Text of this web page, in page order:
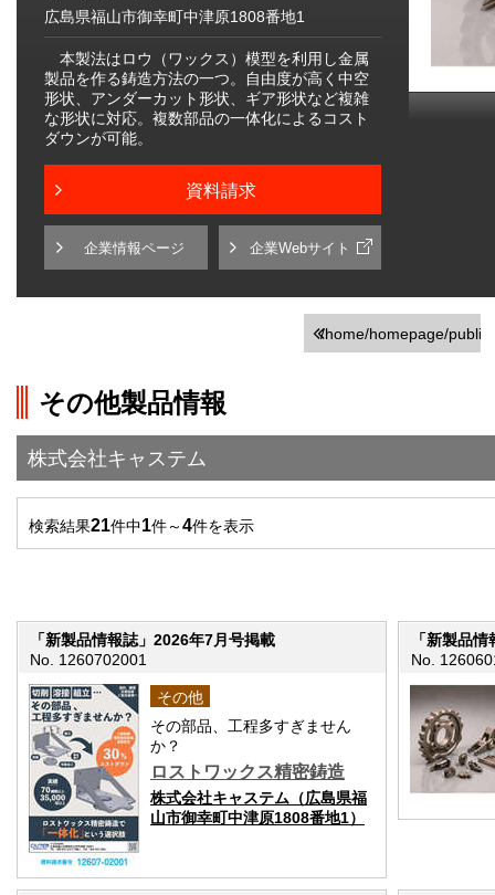
広島県福山市御幸町中津原1808番地1
本製法はロウ（ワックス）模型を利用し金属
製品を作る鋳造方法の一つ。自由度が高く中空
形状、アンダーカット形状、ギア形状など複雑
な形状に対応。複数部品の一体化によるコスト
ダウンが可能。
資料請求
企業情報ページ 企業Webサイト
/home/homepage/
その他製品情報
株式会社キャステム
検索結果21件中1件～4件を表示
「新製品情報誌」2026年7月号掲載
No. 1260702001
その他
その部品、工程多すぎません
か？
ロストワックス精密鋳造
株式会社キャステム（広島県福
山市御幸町中津原1808番地1）
「新製品
No.